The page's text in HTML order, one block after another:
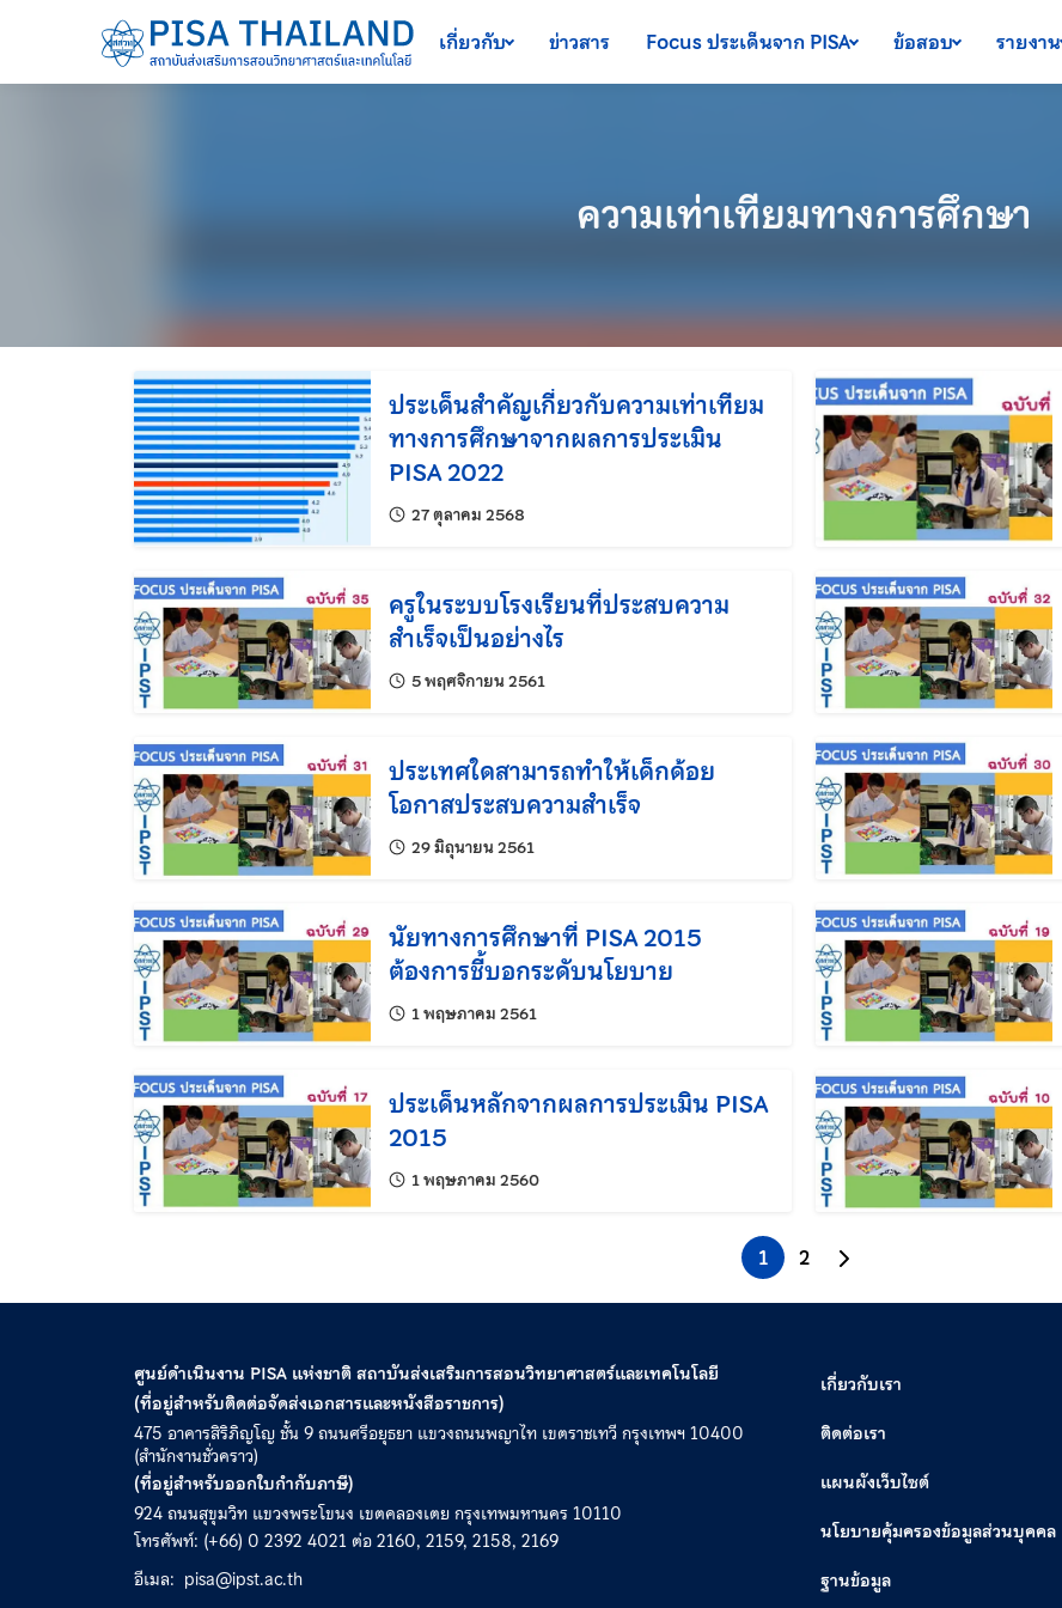
ข้ามไปยังเนื้อหาหลัก
เกี่ยวกับ
ข่าวสาร Focus ประเด็นจาก PISA ข้อสอบ รายงาน
ความเท่าเทียมทางการศึกษา
ประเด็นสำคัญเกี่ยวกับความเท่าเทียม
ทางการศึกษาจากผลการประเมิน
PISA 2022
27 ตุลาคม 2568
ครูในระบบโรงเรียนที่ประสบความ
สำเร็จเป็นอย่างไร
5 พฤศจิกายน 2561แก้ไขล่าสุดเมื่อ:
ประเทศใดสามารถทำให้เด็กด้อย
โอกาสประสบความสำเร็จ
29 มิถุนายน 2561แก้ไขล่าสุดเมื่อ:
นัยทางการศึกษาที่ PISA 2015
ต้องการชี้บอกระดับนโยบาย
1 พฤษภาคม 2561แก้ไขล่าสุดเมื่อ:
ประเด็นหลักจากผลการประเมิน PISA
2015
1 พฤษภาคม 2560แก้ไขล่าสุดเมื่อ:
1 2 ไปยังหน้าถัดไป
ศูนย์ดำเนินงาน PISA แห่งชาติ สถาบันส่งเสริมการสอนวิทยาศาสตร์และเทคโนโลยี
(ที่อยู่สำหรับติดต่อจัดส่งเอกสารและหนังสือราชการ)
475 อาคารสิริภิญโญ ชั้น 9 ถนนศรีอยุธยา แขวงถนนพญาไท เขตราชเทวี กรุงเทพฯ 10400
(สำนักงานชั่วคราว)
(ที่อยู่สำหรับออกใบกำกับภาษี)
924 ถนนสุขุมวิท แขวงพระโขนง เขตคลองเตย กรุงเทพมหานคร 10110
โทรศัพท์: (+66) 0 2392 4021 ต่อ 2160, 2159, 2158, 2169
อีเมล: pisa@ipst.ac.th
เกี่ยวกับเรา
ติดต่อเรา
แผนผังเว็บไซต์
นโยบายคุ้มครองข้อมูลส่วนบุคคล
ฐานข้อมูล